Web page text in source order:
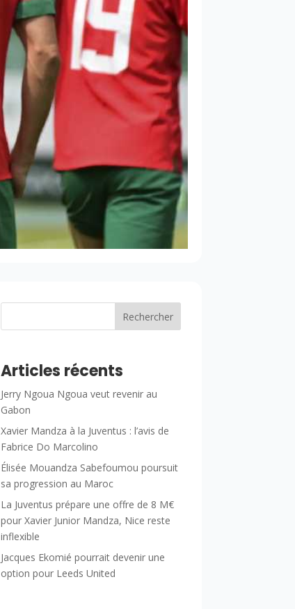
Rechercher
Articles récents
Jerry Ngoua Ngoua veut revenir au
Gabon
Xavier Mandza à la Juventus : l’avis de
Fabrice Do Marcolino
Élisée Mouandza Sabefoumou poursuit
sa progression au Maroc
La Juventus prépare une offre de 8 M€
pour Xavier Junior Mandza, Nice reste
inflexible
Jacques Ekomié pourrait devenir une
option pour Leeds United